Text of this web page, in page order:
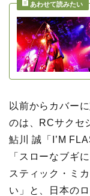
以前からカバー
のは、RCサクセ
鮎川 誠「I’M
「スローなブギ
スティック・ミ
い」と、日本の